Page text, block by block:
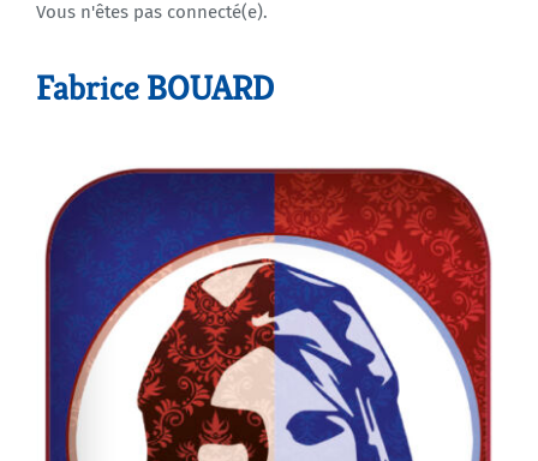
Agenda
Vous n'êtes pas connecté(e).
Fabrice BOUARD